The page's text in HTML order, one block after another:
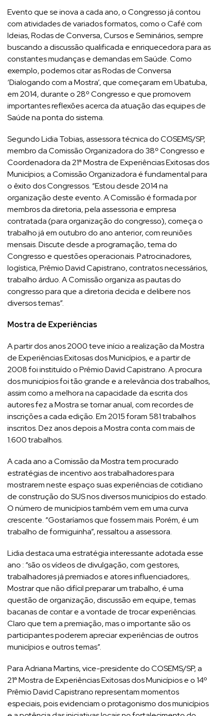
Evento que se inova a cada ano, o Congresso já contou
com atividades de variados formatos, como o Café com
Ideias, Rodas de Conversa, Cursos e Seminários, sempre
buscando a discussão qualificada e enriquecedora para as
constantes mudanças e demandas em Saúde. Como
exemplo, podemos citar as Rodas de Conversa
‘Dialogando com a Mostra’, que começaram em Ubatuba,
em 2014, durante o 28º Congresso e que promovem
importantes reflexões acerca da atuação das equipes de
Saúde na ponta do sistema.
Segundo Lidia Tobias, assessora técnica do COSEMS/SP,
membro da Comissão Organizadora do 38º Congresso e
Coordenadora da 21ª Mostra de Experiências Exitosas dos
Municípios; a Comissão Organizadora é fundamental para
o êxito dos Congressos. “Estou desde 2014 na
organização deste evento. A Comissão é formada por
membros da diretoria, pela assessoria e empresa
contratada (para organização do congresso), começa o
trabalho já em outubro do ano anterior, com reuniões
mensais. Discute desde a programação, tema do
Congresso e questões operacionais. Patrocinadores,
logística, Prêmio David Capistrano, contratos necessários,
trabalho árduo. A Comissão organiza as pautas do
congresso para que a diretoria decida e delibere nos
diversos temas”.
Mostra de Experiências
A partir dos anos 2000 teve início a realização da Mostra
de Experiências Exitosas dos Municípios, e a partir de
2008 foi instituído o Prêmio David Capistrano. A procura
dos municípios foi tão grande e a relevância dos trabalhos,
assim como a melhora na capacidade da escrita dos
autores fez a Mostra se tornar anual, com recordes de
inscrições a cada edição. Em 2015 foram 581 trabalhos
inscritos. Dez anos depois a Mostra conta com mais de
1.600 trabalhos.
A cada ano a Comissão da Mostra tem procurado
estratégias de incentivo aos trabalhadores para
mostrarem neste espaço suas experiências de cotidiano
de construção do SUS nos diversos municípios do estado.
O número de municípios também vem em uma curva
crescente. “Gostaríamos que fossem mais. Porém, é um
trabalho de formiguinha”, ressaltou a assessora.
Lidia destaca uma estratégia interessante adotada esse
ano : “são os vídeos de divulgação, com gestores,
trabalhadores já premiados e atores influenciadores,.
Mostrar que não difícil preparar um trabalho, é uma
questão de organização, discussão em equipe, temas
bacanas de contar e a vontade de trocar experiências.
Claro que tem a premiação, mas o importante são os
participantes poderem apreciar experiências de outros
municípios e outros temas”.
Para Adriana Martins, vice-presidente do COSEMS/SP, a
21ª Mostra de Experiências Exitosas dos Municípios e o 14º
Prêmio David Capistrano representam momentos
especiais, pois evidenciam o protagonismo dos municípios